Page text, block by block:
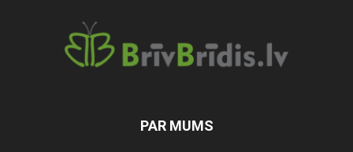
PAR MUMS